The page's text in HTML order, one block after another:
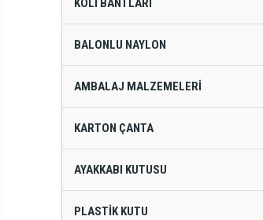
KOLI BANTLARI
BALONLU NAYLON
AMBALAJ MALZEMELERI
KARTON ÇANTA
AYAKKABI KUTUSU
PLASTIK KUTU